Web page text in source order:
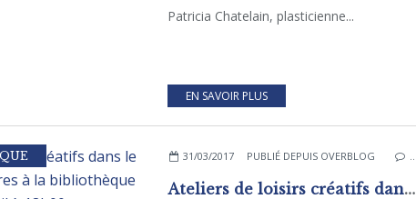
Patricia Chatelain, plasticienne...
EN SAVOIR PLUS
31/03/2017 PUBLIÉ DEPUIS OVERBLOG
Ateliers de loisirs créatifs dans le Cercle des Arbres à la bibliothèque de Rai le 14 avril à 18h00